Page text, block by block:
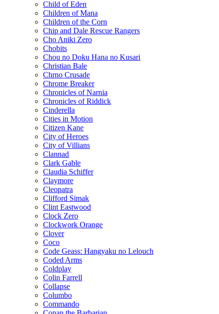
Child of Eden
Children of Mana
Children of the Corn
Chip and Dale Rescue Rangers
Cho Aniki Zero
Chobits
Chou no Doku Hana no Kusari
Christian Bale
Chrno Crusade
Chrome Breaker
Chronicles of Narnia
Chronicles of Riddick
Cinderella
Cities in Motion
Citizen Kane
City of Heroes
City of Villians
Clannad
Clark Gable
Claudia Schiffer
Claymore
Cleopatra
Clifford Simak
Clint Eastwood
Clock Zero
Clockwork Orange
Clover
Coco
Code Geass: Hangyaku no Lelouch
Coded Arms
Coldplay
Colin Farrell
Collapse
Columbo
Commando